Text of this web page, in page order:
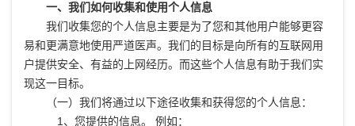
一、我们如何收集和使用个人信息
我们收集您的个人信息主要是为了您和其他用户能够更容
易和更满意地使用严道医声。我们的目标是向所有的互联网用
户提供安全、有益的上网经历。而这些个人信息有助于我们实
现这一目标。
（一）我们将通过以下途径收集和获得您的个人信息：
1、您提供的信息。 例如：